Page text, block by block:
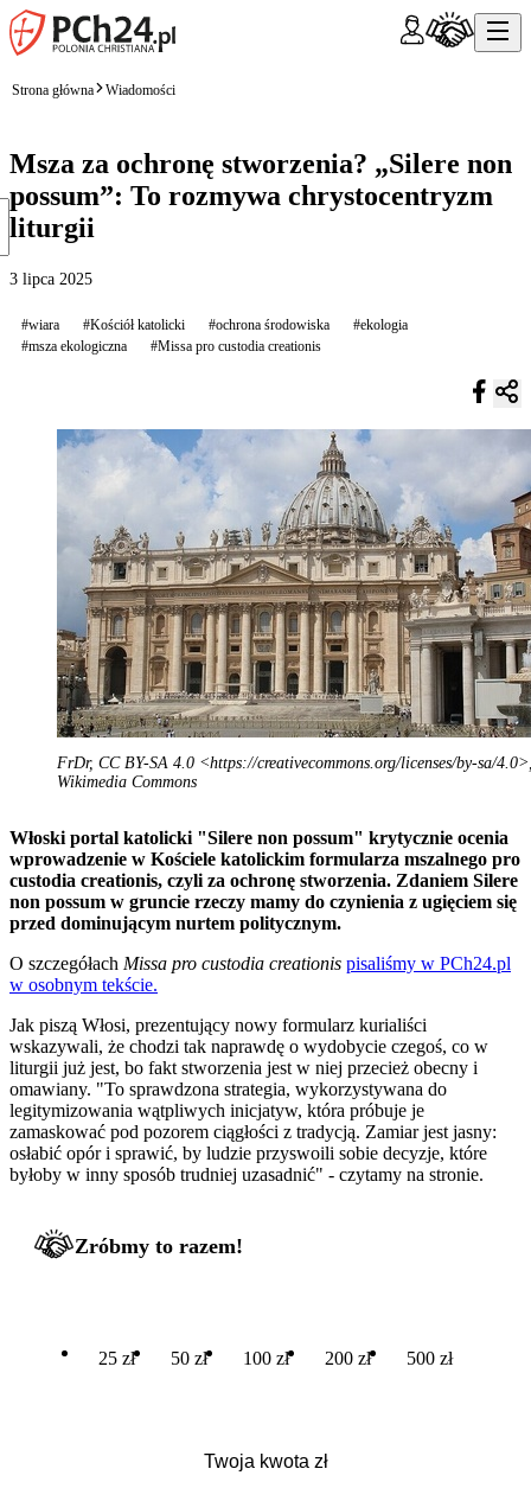
Strona główna Wiadomości
Msza za ochronę stworzenia? „Silere non
possum”: To rozmywa chrystocentryzm
liturgii
3 lipca 2025
#wiara #Kościół katolicki #ochrona środowiska
#ekologia
#msza ekologiczna
#Missa pro custodia creationis
FrDr, CC BY-SA 4.0 <https://creativecommons.org/licenses/by-sa/
Wikimedia Commons
Włoski portal katolicki "Silere non possum" krytycznie ocenia
wprowadzenie w Kościele katolickim formularza mszalnego pro
custodia creationis, czyli za ochronę stworzenia. Zdaniem Silere
non possum w gruncie rzeczy mamy do czynienia z ugięciem się
przed dominującym nurtem politycznym.
O szczegółach Missa pro custodia creationis pisaliśmy w PCh24.pl
w osobnym tekście.
Jak piszą Włosi, prezentujący nowy formularz kurialiści
wskazywali, że chodzi tak naprawdę o wydobycie czegoś, co w
liturgii już jest, bo fakt stworzenia jest w niej przecież obecny i
omawiany. "To sprawdzona strategia, wykorzystywana do
legitymizowania wątpliwych inicjatyw, która próbuje je
zamaskować pod pozorem ciągłości z tradycją. Zamiar jest jasny:
osłabić opór i sprawić, by ludzie przyswoili sobie decyzje, które
byłoby w inny sposób trudniej uzasadnić" - czytamy na stronie.
Zróbmy to razem!
25 zł 50 zł 100 zł 200 zł 500 zł